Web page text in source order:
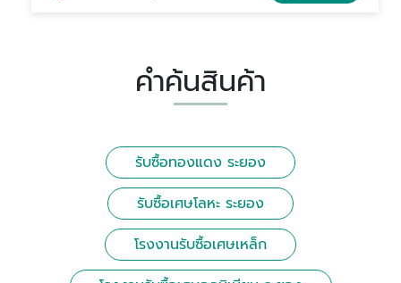
คำค้นสินค้า
รับซื้อทองแดง ระยอง
รับซื้อเศษโลหะ ระยอง
โรงงานรับซื้อเศษเหล็ก